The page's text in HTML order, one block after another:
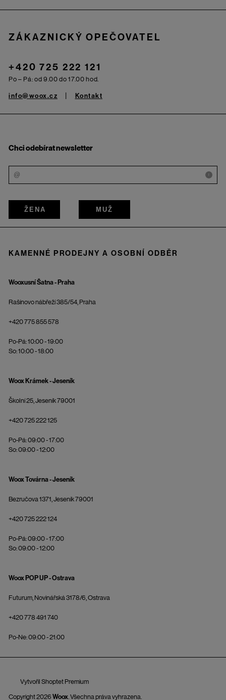
ZÁKAZNICKÝ OPEČOVATEL
+420 725 222 121
Po – Pá: od 9.00 do 17.00 hod.
info@woox.cz Kontakt
Chci odebírat newsletter
i
ŽENA MUŽ
KAMENNÉ PRODEJNY A OSOBNÍ ODBĚR
Wooxusní Šatna - Praha
Rašínovo nábřeží 385/54, Praha
+420 775 855 578
Po-Pá: 10:00 - 19:00
So: 10:00 - 18:00
Woox Krámek - Jeseník
Školní 25, Jeseník 79001
+420 725 222 125
Po-Pá: 09:00 - 17:00
So: 09:00 - 12:00
Woox Továrna - Jeseník
Bezručova 1371, Jeseník 79001
+420 725 222 124
Po-Pá: 09:00 - 17:00
So: 09:00 - 12:00
Woox POP UP - Ostrava
Futurum, Novinářská 3178/6, Ostrava
+420 778 491 740
Po-Ne: 09:00 - 21:00
Vytvořil Shoptet Premium
Copyright 2026 Woox . Všechna práva vyhrazena.